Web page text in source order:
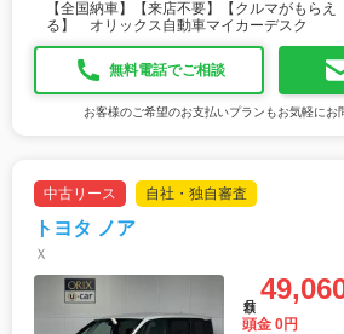
【全国納車】【来店不要】【クルマがもらえ
る】 オリックス自動車マイカーデスク
無料電話でご相談
お客様のご希望のお支払いプランもお気軽にお
中古リース 自社・独自審査
トヨタ ノア
Ｘ
頭金 0円